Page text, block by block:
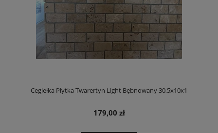
Cegiełka Płytka Twarertyn Light Bębnowany 30,5x10x1
179,00 zł